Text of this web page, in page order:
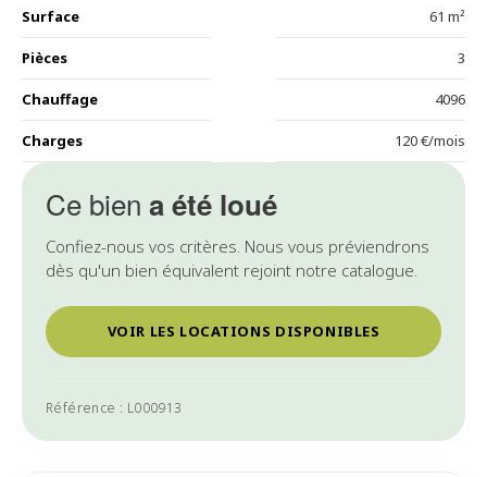
Ce bien a été loué
Confiez-nous vos critères. Nous vous préviendrons
dès qu'un bien équivalent rejoint notre catalogue.
VOIR LES LOCATIONS DISPONIBLES
Référence : L000913
Surface 61 m²
Pièces 3
Chauffage 4096
Charges 120 €/mois